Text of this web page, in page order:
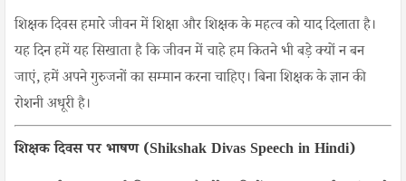
शिक्षक दिवस हमारे जीवन में शिक्षा और शिक्षक के महत्व को याद दिलाता है।
यह दिन हमें यह सिखाता है कि जीवन में चाहे हम कितने भी बड़े क्यों न बन
जाएं, हमें अपने गुरुजनों का सम्मान करना चाहिए। बिना शिक्षक के ज्ञान की
रोशनी अधूरी है।
शिक्षक दिवस पर भाषण (Shikshak Divas Speech in Hindi)